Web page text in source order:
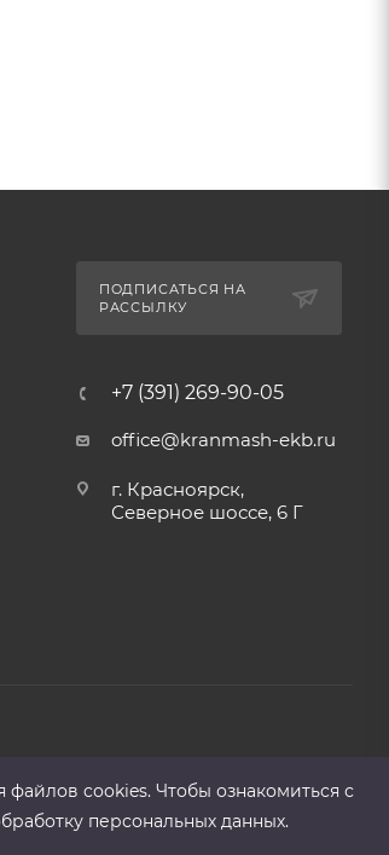
ПОДПИСАТЬСЯ НА
РАССЫЛКУ
+7 (391) 269-90-05
office@kranmash-ekb.ru
г. Красноярск,
Северное шоссе, 6 Г
cооkies. Чтобы ознакомиться с
персональных данных.